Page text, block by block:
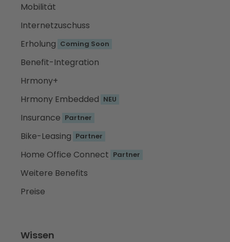
Mobilität
Internetzuschuss
Erholung Coming Soon
Benefit-Integration
Hrmony+
Hrmony Embedded NEU
Insurance Partner
Bike-Leasing Partner
Home Office Connect Partner
Weitere Benefits
Preise
Wissen